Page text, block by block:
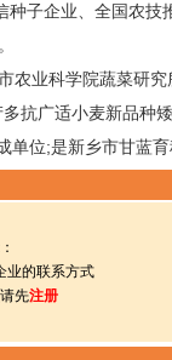
子企业、全国农
农业科学院蔬菜研
抗广适小麦新品种
单位;是新乡市甘蓝
业的联系方式
先注册